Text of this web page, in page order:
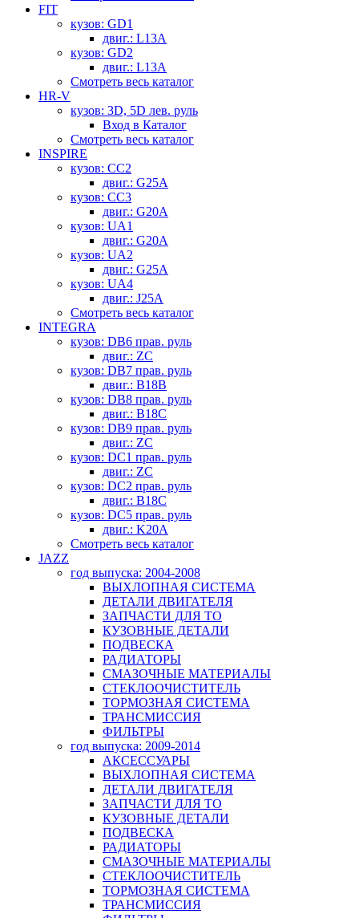
FIT
кузов: GD1
двиг.: L13A
кузов: GD2
двиг.: L13A
Смотреть весь каталог
HR-V
кузов: 3D, 5D лев. руль
Вход в Каталог
Смотреть весь каталог
INSPIRE
кузов: CC2
двиг.: G25A
кузов: CC3
двиг.: G20A
кузов: UA1
двиг.: G20A
кузов: UA2
двиг.: G25A
кузов: UA4
двиг.: J25A
Смотреть весь каталог
INTEGRA
кузов: DB6 прав. руль
двиг.: ZC
кузов: DB7 прав. руль
двиг.: B18B
кузов: DB8 прав. руль
двиг.: B18C
кузов: DB9 прав. руль
двиг.: ZC
кузов: DC1 прав. руль
двиг.: ZC
кузов: DC2 прав. руль
двиг.: B18C
кузов: DC5 прав. руль
двиг.: K20A
Смотреть весь каталог
JAZZ
год выпуска: 2004-2008
ВЫХЛОПНАЯ СИСТЕМА
ДЕТАЛИ ДВИГАТЕЛЯ
ЗАПЧАСТИ ДЛЯ ТО
КУЗОВНЫЕ ДЕТАЛИ
ПОДВЕСКА
РАДИАТОРЫ
СМАЗОЧНЫЕ МАТЕРИАЛЫ
СТЕКЛООЧИСТИТЕЛЬ
ТОРМОЗНАЯ СИСТЕМА
ТРАНСМИССИЯ
ФИЛЬТРЫ
год выпуска: 2009-2014
АКСЕССУАРЫ
ВЫХЛОПНАЯ СИСТЕМА
ДЕТАЛИ ДВИГАТЕЛЯ
ЗАПЧАСТИ ДЛЯ ТО
КУЗОВНЫЕ ДЕТАЛИ
ПОДВЕСКА
РАДИАТОРЫ
СМАЗОЧНЫЕ МАТЕРИАЛЫ
СТЕКЛООЧИСТИТЕЛЬ
ТОРМОЗНАЯ СИСТЕМА
ТРАНСМИССИЯ